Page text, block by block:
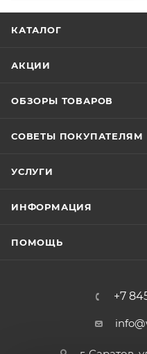
КАТАЛОГ
АКЦИИ
ОБЗОРЫ ТОВАРОВ
СОВЕТЫ ПОКУПАТЕЛЯМ
УСЛУГИ
ИНФОРМАЦИЯ
ПОМОЩЬ
+7